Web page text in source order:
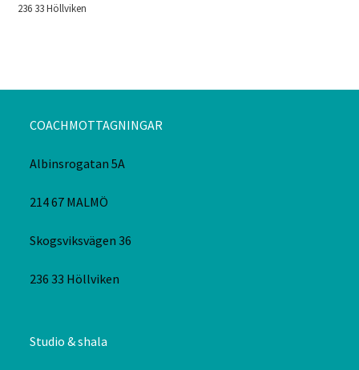
236 33 Höllviken
COACHMOTTAGNINGAR
Albinsrogatan 5A
214 67 MALMÖ
Skogsviksvägen 36
236 33 Höllviken
Studio & shala